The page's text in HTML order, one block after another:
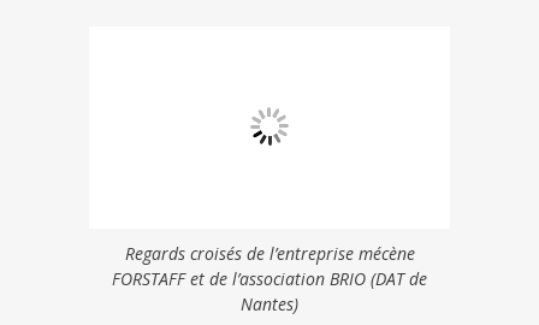
Regards croisés de l’entreprise mécène
FORSTAFF et de l’association BRIO (DAT de
Nantes)